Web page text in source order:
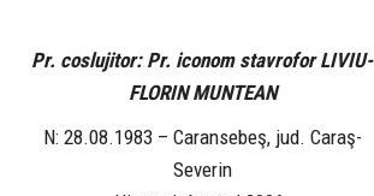
Pr. coslujitor: Pr. iconom stavrofor LIVIU-
FLORIN MUNTEAN
N: 28.08.1983 – Caransebeş, jud. Caraş-
Severin